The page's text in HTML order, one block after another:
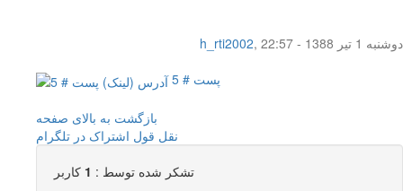
h_rti2002,
دوشنبه 1 تیر 1388 - 22:57
پست # 5
بازگشت به بالای صفحه
نقل قول اشتراک در تلگرام
تشکر شده توسط : 1 کاربر